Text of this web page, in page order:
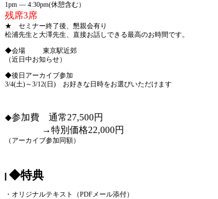
1pm ― 4:30pm(休憩含む）
残席3席
★ セミナー終了後、懇親会有り
松浦先生と大澤先生、直接お話しできる最高のお時間です。
◆会場 東京駅近郊
（近日中お知らせ）
◆後日アーカイブ参加
3/4(土)～3/12(日) お好きな日時をお選びいただけます
◆参加費 通常27,500円
→特別価格22,000円
（アーカイブ参加同額）
◆特典
・オリジナルテキスト（PDFメール添付）